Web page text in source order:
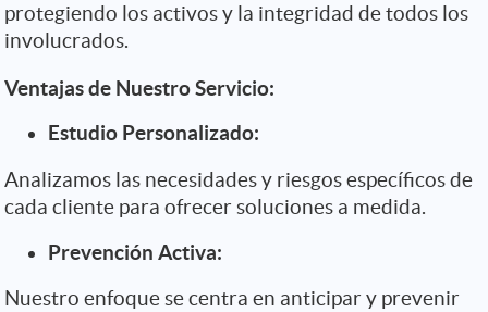
protegiendo los activos y la integridad de todos los
involucrados.
Ventajas de Nuestro Servicio:
Estudio Personalizado:
Analizamos las necesidades y riesgos específicos de
cada cliente para ofrecer soluciones a medida.
Prevención Activa:
Nuestro enfoque se centra en anticipar y prevenir